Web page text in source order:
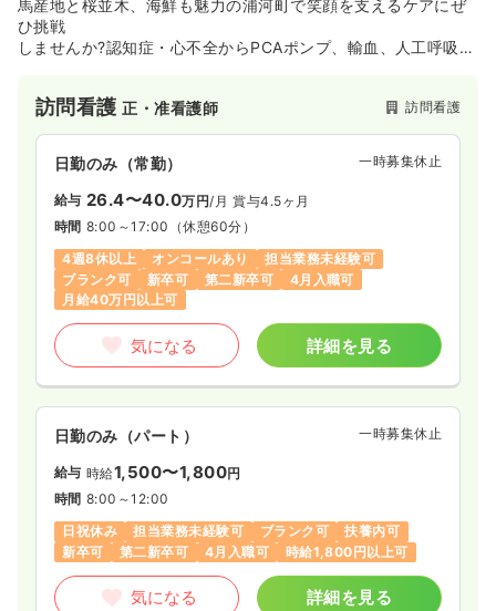
馬産地と桜並木、海鮮も魅力の浦河町で笑顔を支えるケアにぜ
ひ挑戦
しませんか?認知症・心不全からPCAポンプ、輸血、人工呼吸器
場。休みやすい体制、期間・住居相談可。豊かな自然と馬と海
の風景
に癒されながら専門性を伸ばせます。地域行事も多彩です。
訪問看護正・准看護師 訪問看護
日勤のみ（常勤） 一時募集休止
給与 26.4〜40.0万円/月 賞与4.5ヶ月
時間 8:00～17:00 （休憩60分）
4週8休以上
オンコールあり
担当業務未経験可
ブランク可
新卒可 第二新卒可
4月入職可
月給40万円以上可
気になる 詳細を見る
日勤のみ（パート） 一時募集休止
給与 時給1,500〜1,800円
時間 8:00～12:00
日祝休み
担当業務未経験可 ブランク可
扶養内可
新卒可
第二新卒可 4月入職可 時給1,800円以上可
気になる 詳細を見る